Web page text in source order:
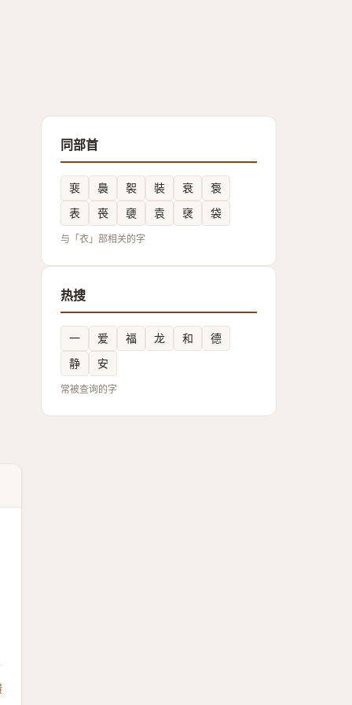
同部首
裵 䙚 䘫 裝 衰
袌
表
䘮 褏 袁 裦 袋
与「衣」部相关的字
热搜
一 爱 福 龙 和
德
静
安
常被查询的字